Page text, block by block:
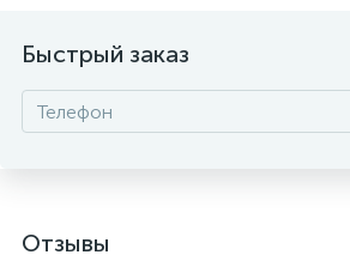
Быстрый заказ
Отзывы